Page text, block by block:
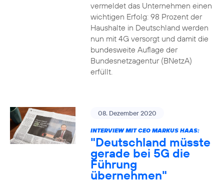
vermeldet das Unternehmen einen
wichtigen Erfolg: 98 Prozent der
Haushalte in Deutschland werden
nun mit 4G versorgt und damit die
bundesweite Auflage der
Bundesnetzagentur (BNetzA)
erfüllt.
08. Dezember 2020
INTERVIEW MIT CEO MARKUS HAAS:
"Deutschland müsste
gerade bei 5G die
Führung
übernehmen"